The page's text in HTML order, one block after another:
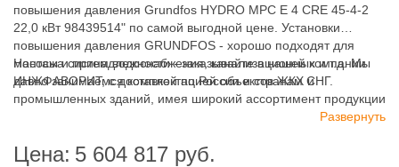
повышения давления Grundfos HYDRO MPC E 4 CRE 45-4-2
22,0 кВт 98439514" по самой выгодной цене. Установки
повышения давления GRUNDFOS - хорошо подходят для
монтажа систем водоснабжения, канализационных и т.д. Мы
давно занимаемся комплектацией объектов ЖКХ и
промышленных зданий, имея широкий ассортимент продукции
для систем: отопления, водоснабжения, канализации и
Насосы и принадлежности - заказывайте в нашей компании
ИНЖФАВОРИТ, с доставкой по России и странам СНГ.
Развернуть
Цена: 5 604 817 руб.